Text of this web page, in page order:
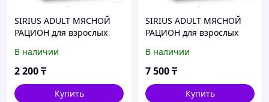
SIRIUS ADULT МЯСНОЙ
РАЦИОН для взрослых
В наличии
2 200₸
Купить
SIRIUS ADULT МЯСНОЙ
РАЦИОН для взрослых
В наличии
7 500₸
Купить